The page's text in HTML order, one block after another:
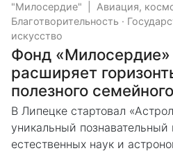
"Милосердие"
Авиация,
Благотворительность ·
искусство
Фонд «Милосердие»
расширяет
полезного
В Липецке стартовал
уникальный
естественных наук и